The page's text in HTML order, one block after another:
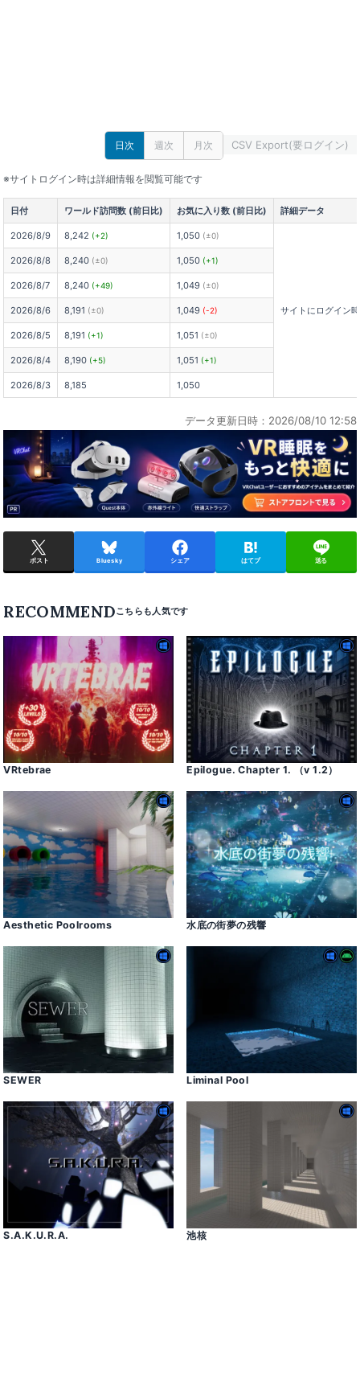
日次 週次 月次 CSV Export(要ログイン)
※サイトログイン時は詳細情報を閲覧可能です
日付 ワールド訪問数 (前日比) お気に入り数 (前日比) 詳細データ
2026/8/9 8,242 (+2) 1,050 (±0)
サイトにログイン
2026/8/8 8,240 (±0) 1,050 (+1)
2026/8/7 8,240 (+49) 1,049 (±0)
2026/8/6 8,191 (±0) 1,049 (-2)
2026/8/5 8,191 (+1) 1,051 (±0)
2026/8/4 8,190 (+5) 1,051 (+1)
2026/8/3 8,185 1,050
データ更新日時：2026/08/10 12:58
ポスト Bluesky シェア はてブ 送る
RECOMMEND
VRtebrae Epilogue․ Chapter 1․ （v 1․2）
Aesthetic Poolrooms 水底の街夢の残響
SEWER Liminal Pool
S․A․K․U․R․A․ 池核